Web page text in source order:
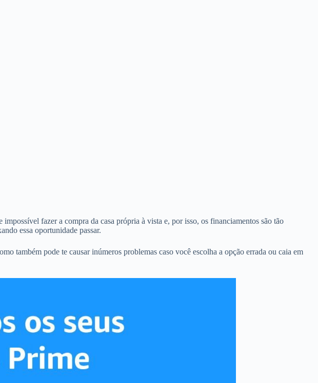
fazer a compra da casa própria à vista e, por isso, os financiamentos são tão
essa oportunidade passar.
também pode te causar inúmeros problemas caso você escolha a opção errada ou caia em